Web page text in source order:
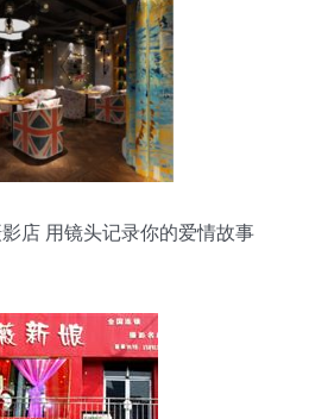
店 用镜头记录你的爱情故事